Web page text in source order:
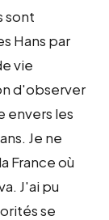
sont
Hans par
vie
d'observer
envers les
Je ne
France où
J'ai pu
se